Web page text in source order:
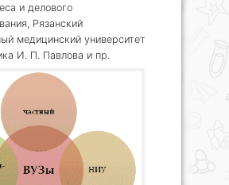
и делового
Рязанский
медицинский университет
И. П. Павлова и пр.